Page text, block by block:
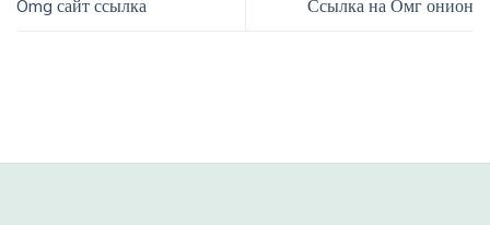
Omg сайт ссылка Ссылка на Омг онион